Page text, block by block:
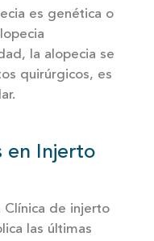
es genética o
la alopecia se
quirúrgicos, es
en Injerto
Clínica de injerto
las últimas